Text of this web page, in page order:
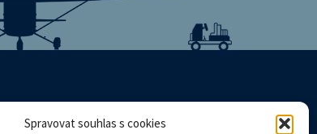
Spravovat souhlas s cookies